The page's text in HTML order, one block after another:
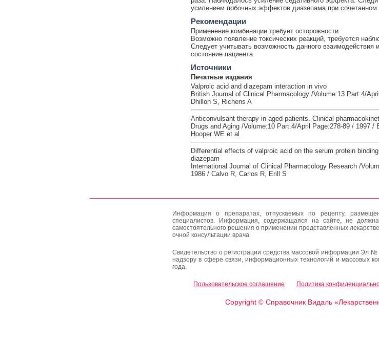
усилением побочных эффектов диазепама при сочетанном
Рекомендации
Применение комбинации требует осторожности.
Возможно появление токсических реакций, требуется
Следует учитывать возможность данного взаимодействия
состояние пациента.
Источники
Печатные издания
Valproic acid and diazepam interaction in vivo
British Journal of Clinical Pharmacology /Volume:13 Part:4/
Dhillon S, Richens A
Anticonvulsant therapy in aged patients. Clinical
Drugs and Aging /Volume:10 Part:4/April Page:278-89 / 1997 /
Hooper WE et al
Differential effects of valproic acid on the serum protein
diazepam
International Journal of Clinical Pharmacology Research /
1986 / Calvo R, Carlos R, Erill S
Информация о препаратах, отпускаемых по рецепту,
специалистов. Информация, содержащаяся на сайте, не
самостоятельного решения о применении представленных
очной консультации врача.
Свидетельство о регистрации средства массовой информации Эл
надзору в сфере связи, информационных технологий и массовых
года.
Пользовательское соглашение Политика
Copyright ©Справочник Видаль